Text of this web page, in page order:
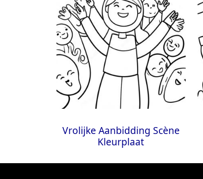
Vrolijke Aanbidding Scène
Kleurplaat